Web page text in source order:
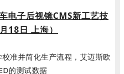
电子后视镜CMS新工艺技
18日 上海）